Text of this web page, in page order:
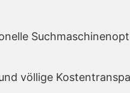
völlige